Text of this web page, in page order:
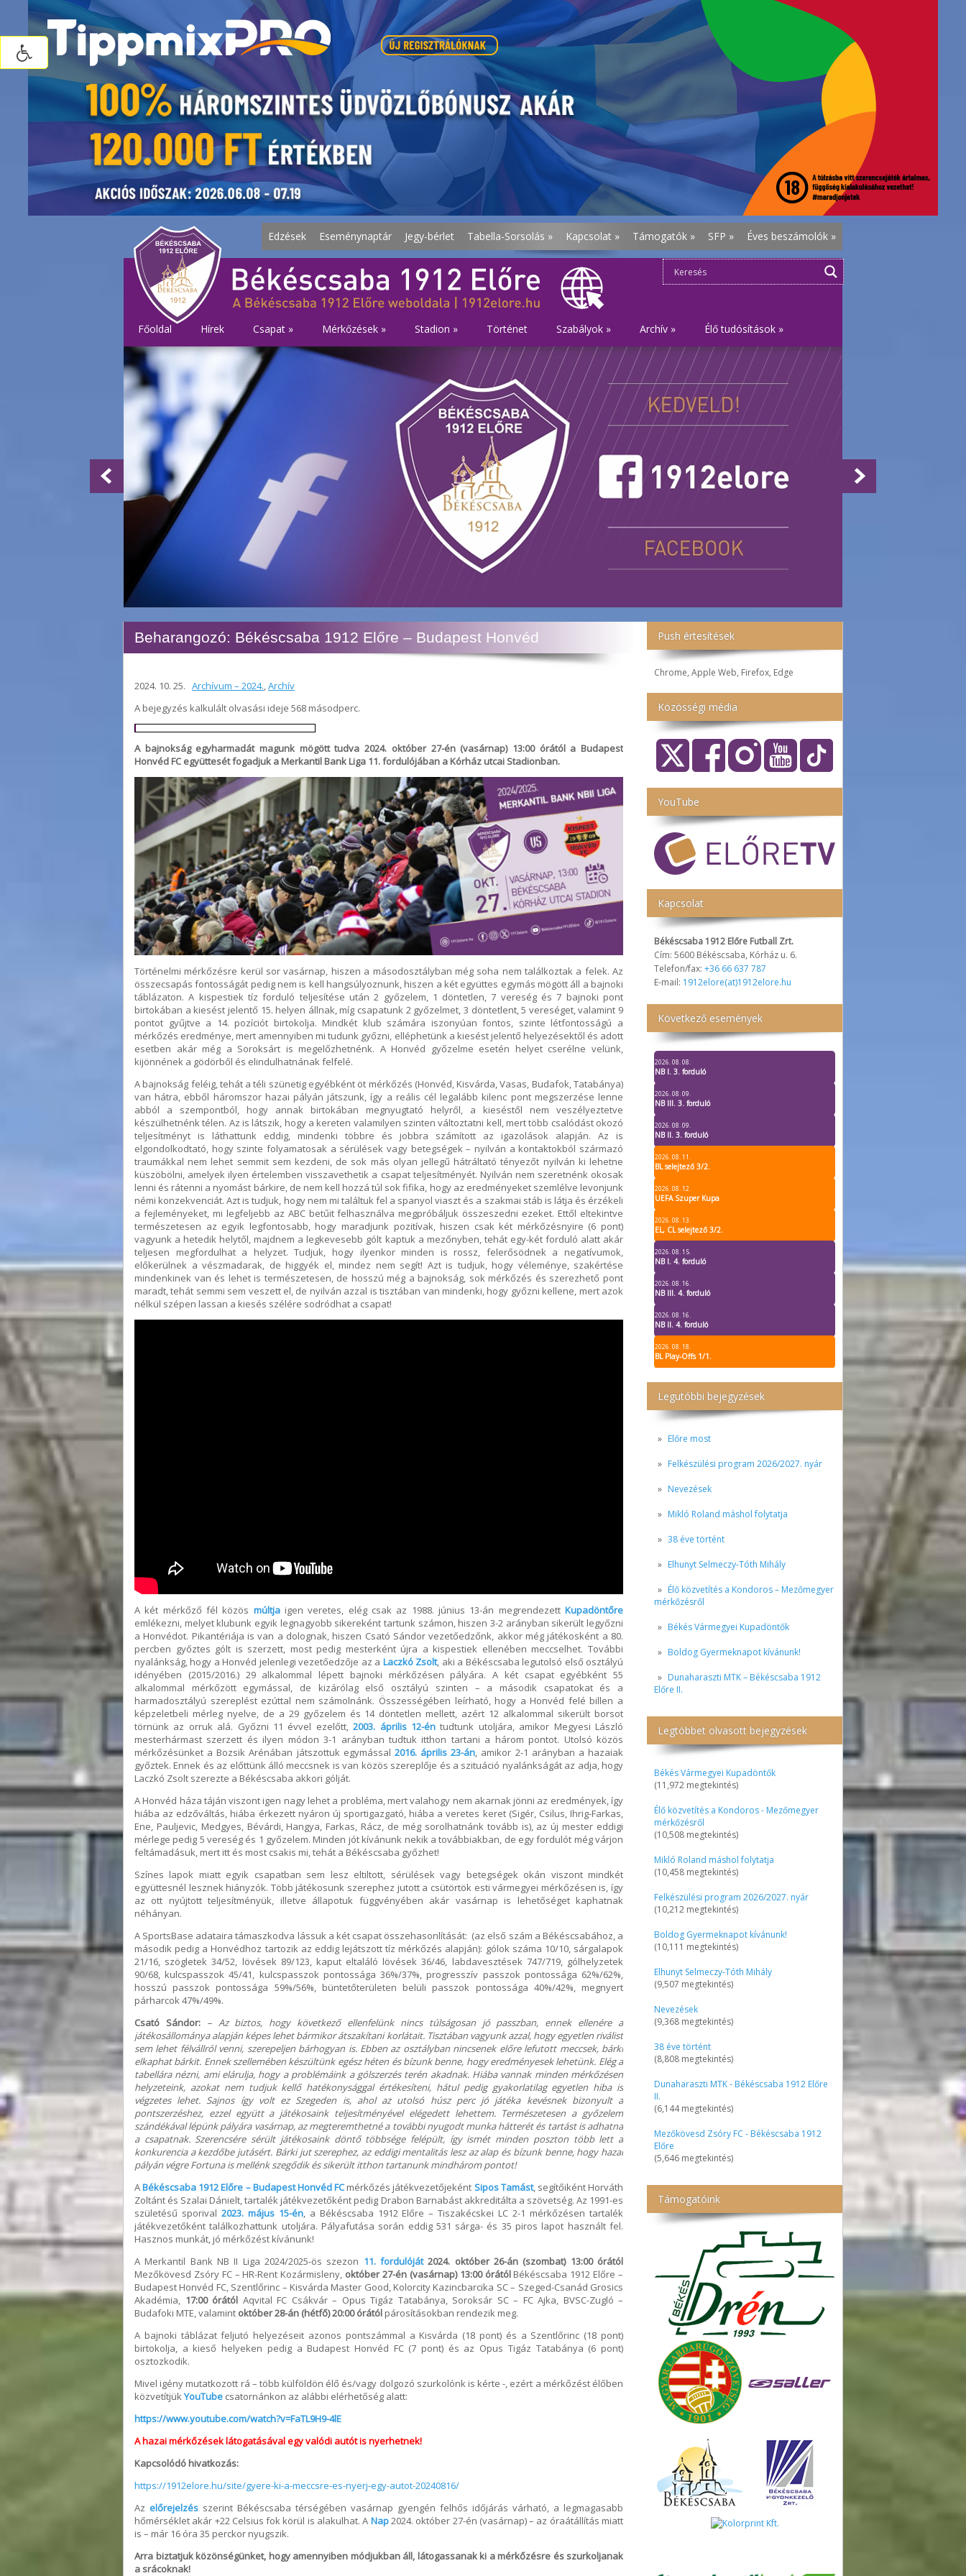
Edzések Eseménynaptár Jegy-bérlet Tabella-Sorsolás » Kapcsolat » Támogatók » SFP » Éves beszámolók »
Főoldal Hírek Csapat » Mérkőzések » Stadion » Történet Szabályok » Archív » Élő tudósítások »
Push értesítések
Chrome, Apple Web, Firefox, Edge
Közösségi média
YouTube
Kapcsolat
Békéscsaba 1912 Előre Futball Zrt.
Cím: 5600 Békéscsaba, Kórház u. 6.
Telefon/fax: +36 66 637 787
E-mail: 1912elore(at)1912elore.hu
Következő események
2026. 08. 08.
NB I. 3. forduló
2026. 08. 09.
NB III. 3. forduló
2026. 08. 09.
NB II. 3. forduló
2026. 08. 11.
BL selejtező 3/2.
2026. 08. 12.
UEFA Szuper Kupa
2026. 08. 13.
EL, CL selejtező 3/2.
2026. 08. 15.
NB I. 4. forduló
2026. 08. 16.
NB III. 4. forduló
2026. 08. 16.
NB II. 4. forduló
2026. 08. 18.
BL Play-Offs 1/1.
Legutóbbi bejegyzések
Előre most
Felkészülési program 2026/2027. nyár
Nevezések
Mikló Roland máshol folytatja
38 éve történt
Elhunyt Selmeczy-Tóth Mihály
Élő közvetítés a Kondoros – Mezőmegyer
mérkőzésről
Békés Vármegyei Kupadöntők
Boldog Gyermeknapot kívánunk!
Dunaharaszti MTK – Békéscsaba 1912
Előre II.
Legtöbbet olvasott bejegyzések
Békés Vármegyei Kupadöntők
(11,972 megtekintés)
Élő közvetítés a Kondoros - Mezőmegyer
mérkőzésről
(10,508 megtekintés)
Mikló Roland máshol folytatja
(10,458 megtekintés)
Felkészülési program 2026/2027. nyár
(10,212 megtekintés)
Boldog Gyermeknapot kívánunk!
(10,111 megtekintés)
Elhunyt Selmeczy-Tóth Mihály
(9,507 megtekintés)
Nevezések
(9,368 megtekintés)
38 éve történt
(8,808 megtekintés)
Dunaharaszti MTK - Békéscsaba 1912 Előre
II.
(6,144 megtekintés)
Mezőkövesd Zsóry FC - Békéscsaba 1912
Előre
(5,646 megtekintés)
Támogatóink
Beharangozó: Békéscsaba 1912 Előre – Budapest Honvéd
2024. 10. 25. Archívum – 2024.,Archív
A bejegyzés kalkulált olvasási ideje 568 másodperc.
A bajnokság egyharmadát magunk mögött tudva 2024. október 27-én (vasárnap) 13:00 órától a Budapest
Honvéd FC együttesét fogadjuk a Merkantil Bank Liga 11. fordulójában a Kórház utcai Stadionban.
Történelmi mérkőzésre kerül sor vasárnap, hiszen a másodosztályban még soha nem találkoztak a felek. Az
összecsapás fontosságát pedig nem is kell hangsúlyoznunk, hiszen a két együttes egymás mögött áll a bajnoki
táblázaton. A kispestiek tíz forduló teljesítése után 2 győzelem, 1 döntetlen, 7 vereség és 7 bajnoki pont
birtokában a kiesést jelentő 15. helyen állnak, míg csapatunk 2 győzelmet, 3 döntetlent, 5 vereséget, valamint 9
pontot gyűjtve a 14. pozíciót birtokolja. Mindkét klub számára iszonyúan fontos, szinte létfontosságú a
mérkőzés eredménye, mert amennyiben mi tudunk győzni, elléphetünk a kiesést jelentő helyezésektől és adott
esetben akár még a Soroksárt is megelőzhetnénk. A Honvéd győzelme esetén helyet cserélne velünk,
kijönnének a gödörből és elindulhatnának felfelé.
A bajnokság feléig, tehát a téli szünetig egyébként öt mérkőzés (Honvéd, Kisvárda, Vasas, Budafok, Tatabánya)
van hátra, ebből háromszor hazai pályán játszunk, így a reális cél legalább kilenc pont megszerzése lenne
abból a szempontból, hogy annak birtokában megnyugtató helyről, a kieséstől nem veszélyeztetve
készülhetnénk télen. Az is látszik, hogy a kereten valamilyen szinten változtatni kell, mert több csalódást okozó
teljesítményt is láthattunk eddig, mindenki többre és jobbra számított az igazolások alapján. Az is
elgondolkodtató, hogy szinte folyamatosak a sérülések vagy betegségek – nyilván a kontaktokból származó
traumákkal nem lehet semmit sem kezdeni, de sok más olyan jellegű hátráltató tényezőt nyilván ki lehetne
küszöbölni, amelyek ilyen értelemben visszavethetik a csapat teljesítményét. Nyilván nem szeretnénk okosak
lenni és rátenni a nyomást bárkire, de nem kell hozzá túl sok fifika, hogy az eredményeket szemlélve levonjunk
némi konzekvenciát. Azt is tudjuk, hogy nem mi találtuk fel a spanyol viaszt és a szakmai stáb is látja és érzékeli
a fejleményeket, mi legfeljebb az ABC betűit felhasználva megpróbáljuk összeszedni ezeket. Ettől eltekintve
természetesen az egyik legfontosabb, hogy maradjunk pozitívak, hiszen csak két mérkőzésnyire (6 pont)
vagyunk a hetedik helytől, majdnem a legkevesebb gólt kaptuk a mezőnyben, tehát egy-két forduló alatt akár
teljesen megfordulhat a helyzet. Tudjuk, hogy ilyenkor minden is rossz, felerősödnek a negatívumok,
előkerülnek a vészmadarak, de higgyék el, mindez nem segít! Azt is tudjuk, hogy véleménye, szakértése
mindenkinek van és lehet is természetesen, de hosszú még a bajnokság, sok mérkőzés és szerezhető pont
maradt, tehát semmi sem veszett el, de nyilván azzal is tisztában van mindenki, hogy győzni kellene, mert azok
nélkül szépen lassan a kiesés szélére sodródhat a csapat!
A két mérkőző fél közös múltjaigen veretes, elég csak az 1988. június 13-án megrendezettKupadöntőre
emlékezni, melyet klubunk egyik legnagyobb sikereként tartunk számon, hiszen 3-2 arányban sikerült legyőzni
a Honvédot. Pikantériája is van a dolognak, hiszen Csató Sándor vezetőedzőnk, akkor még játékosként a 80.
percben győztes gólt is szerzett, most pedig mesterként újra a kispestiek ellenében meccselhet. További
nyalánkság, hogy a Honvéd jelenlegi vezetőedzője az a Laczkó Zsolt, aki a Békéscsaba legutolsó első osztályú
idényében (2015/2016.) 29 alkalommal lépett bajnoki mérkőzésen pályára. A két csapat egyébként 55
alkalommal mérkőzött egymással, de kizárólag első osztályú szinten – a második csapatokat és a
harmadosztályú szereplést ezúttal nem számolnánk. Összességében leírható, hogy a Honvéd felé billen a
képzeletbeli mérleg nyelve, de a 29 győzelem és 14 döntetlen mellett, azért 12 alkalommal sikerült borsot
törnünk az orruk alá. Győzni 11 évvel ezelőtt,2003. április 12-én tudtunk utoljára, amikor Megyesi László
mesterhármast szerzett és ilyen módon 3-1 arányban tudtuk itthon tartani a három pontot. Utolsó közös
mérkőzésünket a Bozsik Arénában játszottuk egymással 2016. április 23-án, amikor 2-1 arányban a hazaiak
győztek. Ennek és az előttünk álló meccsnek is van közös szereplője és a szituáció nyalánkságát az adja, hogy
Laczkó Zsolt szerezte a Békéscsaba akkori gólját.
A Honvéd háza táján viszont igen nagy lehet a probléma, mert valahogy nem akarnak jönni az eredmények, így
hiába az edzőváltás, hiába érkezett nyáron új sportigazgató, hiába a veretes keret (Sigér, Csilus, Ihrig-Farkas,
Ene, Pauljevic, Medgyes, Bévárdi, Hangya, Farkas, Rácz, de még sorolhatnánk tovább is), az új mester eddigi
mérlege pedig 5 vereség és 1 győzelem. Minden jót kívánunk nekik a továbbiakban, de egy fordulót még várjon
feltámadásuk, mert itt és most csakis mi, tehát a Békéscsaba győzhet!
Színes lapok miatt egyik csapatban sem lesz eltiltott, sérülések vagy betegségek okán viszont mindkét
együttesnél lesznek hiányzók. Több játékosunk szerephez jutott a csütörtök esti vármegyei mérkőzésen is, így
az ott nyújtott teljesítményük, illetve állapotuk függvényében akár vasárnap is lehetőséget kaphatnak
néhányan.
A SportsBase adataira támaszkodva lássuk a két csapat összehasonlítását: (az első szám a Békéscsabához, a
második pedig a Honvédhoz tartozik az eddig lejátszott tíz mérkőzés alapján): gólok száma 10/10, sárgalapok
21/16, szögletek 34/52, lövések 89/123, kaput eltaláló lövések 36/46, labdavesztések 747/719, gólhelyzetek
90/68, kulcspasszok 45/41, kulcspasszok pontossága 36%/37%, progresszív passzok pontossága 62%/62%,
hosszú passzok pontossága 59%/56%, büntetőterületen belüli passzok pontossága 40%/42%, megnyert
párharcok 47%/49%.
Csató Sándor: – Az biztos, hogy következő ellenfelünk nincs túlságosan jó passzban, ennek ellenére a
játékosállománya alapján képes lehet bármikor átszakítani korlátait. Tisztában vagyunk azzal, hogy egyetlen riválist
sem lehet félvállról venni, szerepeljen bárhogyan is. Ebben az osztályban nincsenek előre lefutott meccsek, bárki
elkaphat bárkit. Ennek szellemében készültünk egész héten és bízunk benne, hogy eredményesek lehetünk. Elég a
tabellára nézni, ami elárulja, hogy a problémáink a gólszerzés terén akadnak. Hiába vannak minden mérkőzésen
helyzeteink, azokat nem tudjuk kellő hatékonysággal értékesíteni, hátul pedig gyakorlatilag egyetlen hiba is
végzetes lehet. Sajnos így volt ez Szegeden is, ahol az utolsó húsz perc jó játéka kevésnek bizonyult a
pontszerzéshez, ezzel együtt a játékosaink teljesítményével elégedett lehettem. Természetesen a győzelem
szándékával lépünk pályára vasárnap, az megteremthetné a további nyugodt munka hátterét és tartást is adhatna
a csapatnak. Szerencsére sérült játékosaink döntő többsége felépült, így ismét minden poszton több lett a
konkurencia a kezdőbe jutásért. Bárki jut szerephez, az eddigi mentalitás lesz az alap és bízunk benne, hogy hazai
pályán végre Fortuna is mellénk szegődik és sikerült itthon tartanunk mindhárom pontot!
ABékéscsaba 1912 Előre – Budapest Honvéd FCmérkőzés játékvezetőjeként Sipos Tamást, segítőiként Horváth
Zoltánt és Szalai Dánielt, tartalék játékvezetőként pedig Drabon Barnabást akkreditálta a szövetség. Az 1991-es
születésű sporival 2023. május 15-én, a Békéscsaba 1912 Előre – Tiszakécskei LC 2-1 mérkőzésen tartalék
játékvezetőként találkozhattunk utoljára. Pályafutása során eddig 531 sárga- és 35 piros lapot használt fel.
Hasznos munkát, jó mérkőzést kívánunk!
A Merkantil Bank NB II Liga 2024/2025-ös szezon 11. fordulóját2024. október 26-án (szombat) 13:00 órától
Mezőkövesd Zsóry FC – HR-Rent Kozármisleny, október 27-én (vasárnap) 13:00 órától Békéscsaba 1912 Előre –
Budapest Honvéd FC, Szentlőrinc – Kisvárda Master Good, Kolorcity Kazincbarcika SC – Szeged-Csanád Grosics
Akadémia, 17:00 órától Aqvital FC Csákvár – Opus Tigáz Tatabánya, Soroksár SC – FC Ajka, BVSC-Zugló –
Budafoki MTE, valamint október 28-án (hétfő) 20:00 órától párosításokban rendezik meg.
A bajnoki táblázat feljutó helyezéseit azonos pontszámmal a Kisvárda (18 pont) és a Szentlőrinc (18 pont)
birtokolja, a kieső helyeken pedig a Budapest Honvéd FC (7 pont) és az Opus Tigáz Tatabánya (6 pont)
osztozkodik.
Mivel igény mutatkozott rá – több külföldön élő és/vagy dolgozó szurkolónk is kérte -, ezért a mérkőzést élőben
közvetítjükYouTube csatornánkon az alábbi elérhetőség alatt:
https://www.youtube.com/watch?v=FaTL9H9-4lE
A hazai mérkőzések látogatásával egy valódi autót is nyerhetnek!
Kapcsolódó hivatkozás:
https://1912elore.hu/site/gyere-ki-a-meccsre-es-nyerj-egy-autot-20240816/
Az előrejelzés szerint Békéscsaba térségében vasárnap gyengén felhős időjárás várható, a legmagasabb
hőmérséklet akár +22 Celsius fok körül is alakulhat. A Nap2024. október 27-én (vasárnap) – az óraátállítás miatt
is – már 16 óra 35 perckor nyugszik.
Arra biztatjuk közönségünket, hogy amennyiben módjukban áll, látogassanak ki a mérkőzésre és szurkoljanak
a srácoknak!